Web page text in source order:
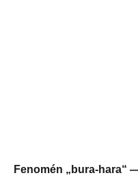
Fenomén „bura-hara“